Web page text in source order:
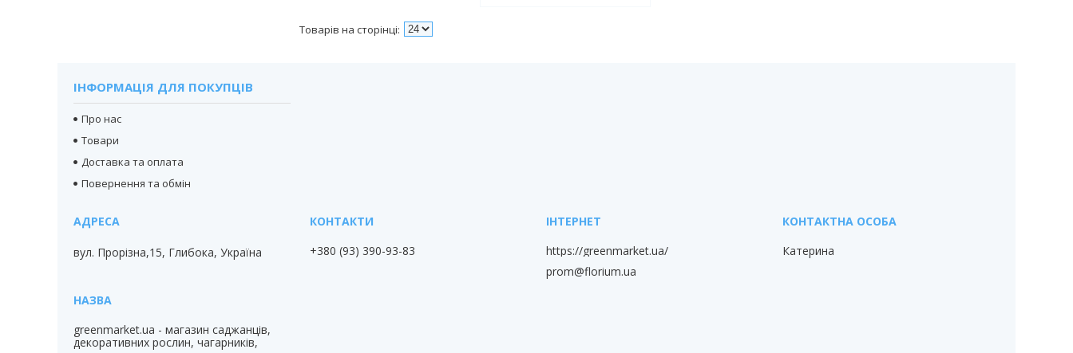
ІНФОРМАЦІЯ ДЛЯ ПОКУПЦІВ
Про нас
Товари
Доставка та оплата
Повернення та обмін
вул. Прорізна,15, Глибока, Україна
greenmarket.ua - магазин саджанців,
декоративних рослин, чагарників,
+380 (93) 390-93-83
https://greenmarket.ua/
prom@florium.ua
Катерина